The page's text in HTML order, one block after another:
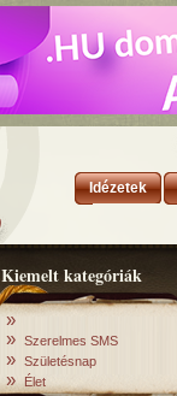
Idézetek
Kiemelt kategóriák
»
» Szerelmes SMS
» Születésnap
» Élet